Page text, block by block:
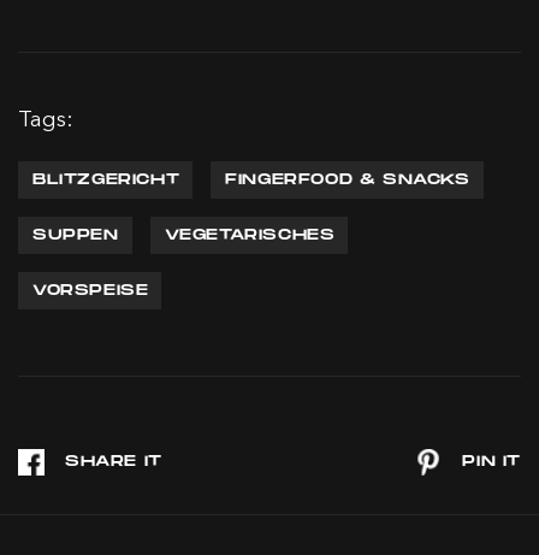
Tags:
BLITZGERICHT FINGERFOOD & SNACKS
SUPPEN VEGETARISCHES
VORSPEISE